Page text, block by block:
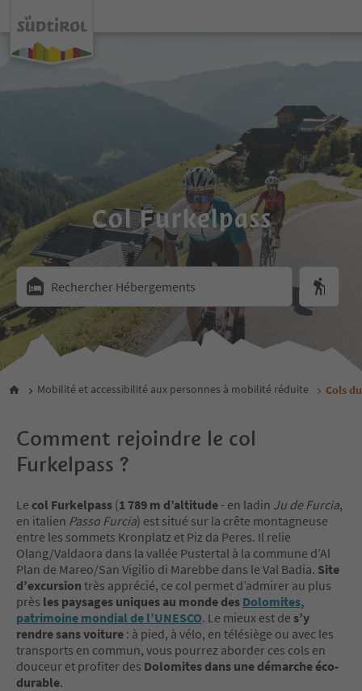
Col Furkelpass
Rechercher Hébergements
Mobilité et accessibilité aux personnes à mobilité réduite Cols
Comment rejoindre le col
Furkelpass ?
Le col Furkelpass (1 789 m d’altitude - en ladin Ju de Furcia,
en italien Passo Furcia) est situé sur la crête montagneuse
entre les sommets Kronplatz et Piz da Peres. Il relie
Olang/Valdaora dans la vallée Pustertal à la commune d’Al
Plan de Mareo/San Vigilio di Marebbe dans le Val Badia. Site
d’excursion très apprécié, ce col permet d’admirer au plus
près les paysages uniques au monde des Dolomites,
patrimoine mondial de l’UNESCO. Le mieux est de s’y
rendre sans voiture : à pied, à vélo, en télésiège ou avec les
transports en commun, vous pourrez aborder ces cols en
douceur et profiter des Dolomites dans une démarche éco-
durable.